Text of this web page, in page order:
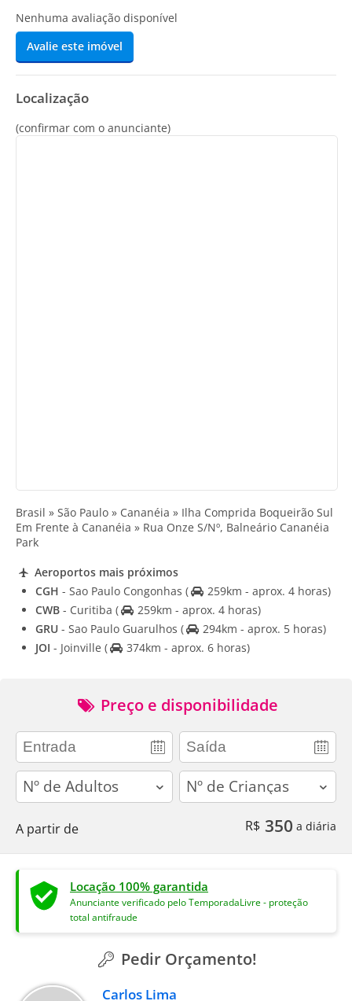
Nenhuma avaliação disponível
Avalie este imóvel
Localização
(confirmar com o anunciante)
Brasil » São Paulo » Cananéia » Ilha Comprida Boqueirão Sul
Em Frente à Cananéia » Rua Onze S/Nº, Balneário Cananéia
Park
Aeroportos mais próximos
CGH - Sao Paulo Congonhas (
259km - aprox. 4 horas)
CWB - Curitiba (
259km - aprox. 4 horas)
GRU - Sao Paulo Guarulhos (
294km - aprox. 5 horas)
JOI - Joinville ( 374km - aprox. 6 horas)
Preço e disponibilidade
adults children
A partir de R$ 350 a diária
Locação 100% garantida
Anunciante verificado pelo TemporadaLivre - proteção
total antifraude
Pedir Orçamento!
Carlos Lima